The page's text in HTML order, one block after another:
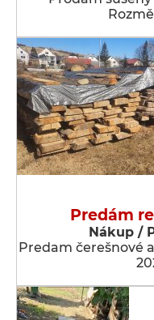
Predám
Nákup /
Predam čerešnové